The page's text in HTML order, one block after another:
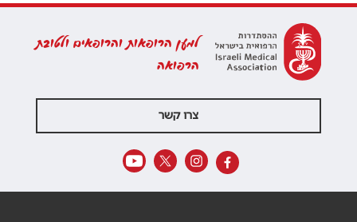
למען הרופאות והרופאים ולטובת
הרפואה
צרו קשר